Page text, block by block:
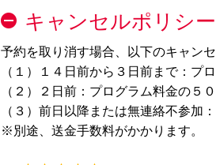
キャンセルポリシー
予約を取り消す場合、以下のキャン
（１）１４日前から３日前まで：プ
（２）２日前：プログラム料金の５
（３）前日以降または無連絡不参加
※別途、送金手数料がかかります。